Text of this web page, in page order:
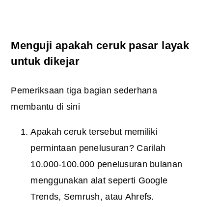
Menguji apakah ceruk pasar layak
untuk dikejar
Pemeriksaan tiga bagian sederhana
membantu di sini
Apakah ceruk tersebut memiliki
permintaan penelusuran? Carilah
10.000-100.000 penelusuran bulanan
menggunakan alat seperti Google
Trends, Semrush, atau Ahrefs.